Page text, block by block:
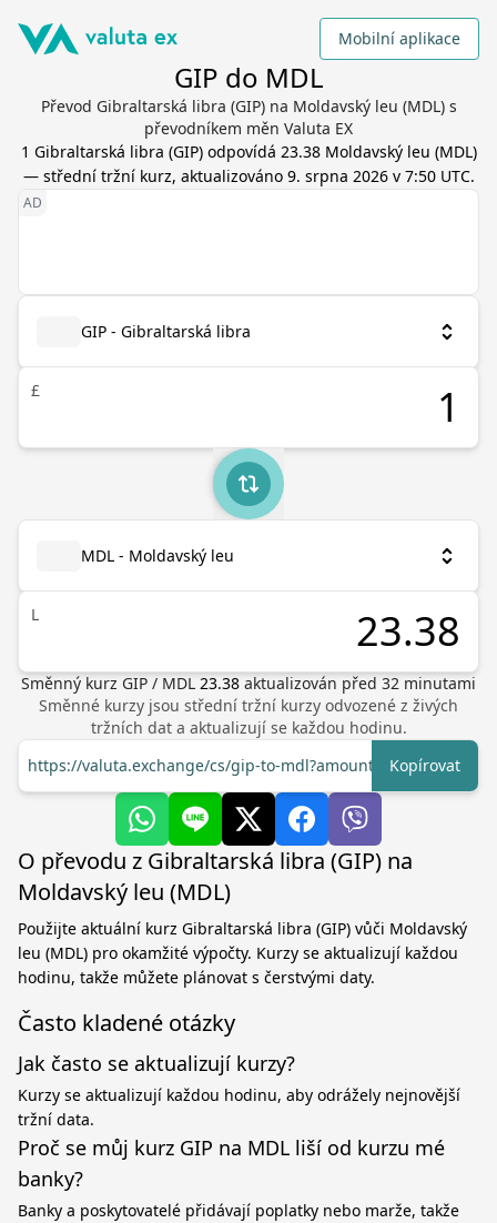
Mobilní aplikace
GIP do MDL
Převod Gibraltarská libra (GIP) na Moldavský leu (MDL) s
převodníkem měn Valuta EX
1 Gibraltarská libra (GIP) odpovídá 23.38 Moldavský leu (MDL)
— střední tržní kurz, aktualizováno 9. srpna 2026 v 7:50 UTC.
GIP - Gibraltarská libra
£
MDL - Moldavský leu
L
Směnný kurz GIP / MDL 23.38 aktualizován před 32 minutami
Směnné kurzy jsou střední tržní kurzy odvozené z živých
tržních dat a aktualizují se každou hodinu.
https://valuta.exchange/cs/gip-to-mdl?amount=1Kopírovat
O převodu z Gibraltarská libra (GIP) na
Moldavský leu (MDL)
Použijte aktuální kurz Gibraltarská libra (GIP) vůči Moldavský
leu (MDL) pro okamžité výpočty. Kurzy se aktualizují každou
hodinu, takže můžete plánovat s čerstvými daty.
Často kladené otázky
Jak často se aktualizují kurzy?
Kurzy se aktualizují každou hodinu, aby odrážely nejnovější
tržní data.
Proč se můj kurz GIP na MDL liší od kurzu mé
banky?
Banky a poskytovatelé přidávají poplatky nebo marže, takže